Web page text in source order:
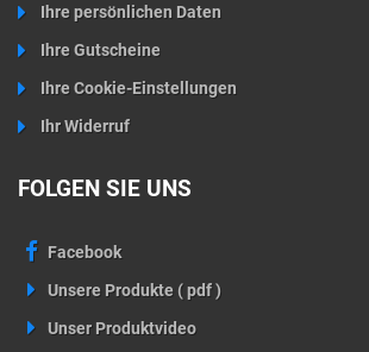
Ihre persönlichen Daten
Ihre Gutscheine
Ihre Cookie-Einstellungen
Ihr Widerruf
FOLGEN SIE UNS
Facebook
Unsere Produkte ( pdf )
Unser Produktvideo